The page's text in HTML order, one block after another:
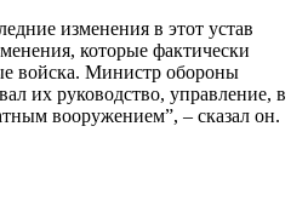
изменения в этот устав
которые фактически
войска. Министр обороны
их руководство, управление, в
вооружением”, – сказал он.